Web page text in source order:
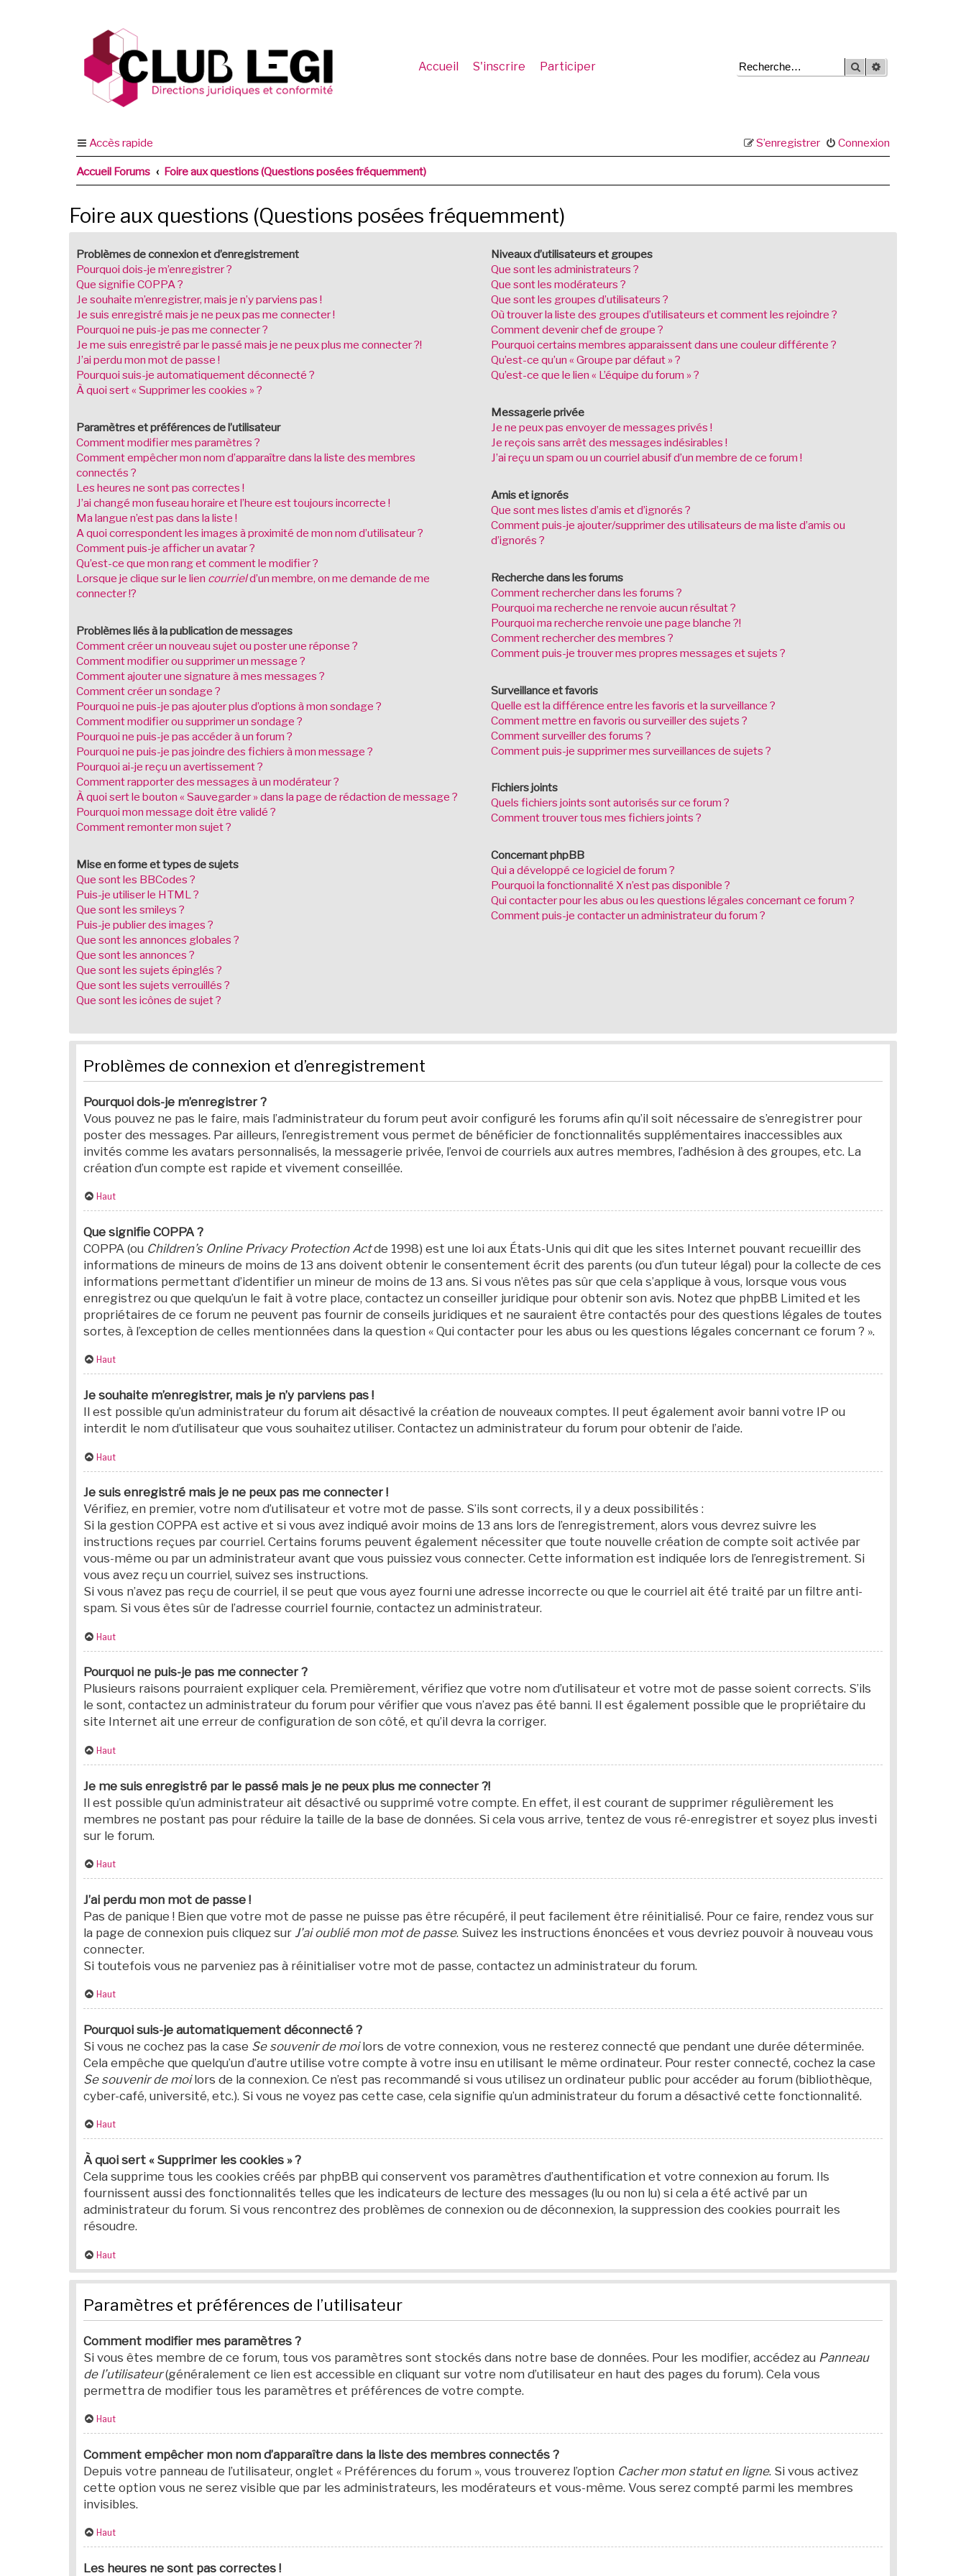
Accueil S'inscrire Participer Rechercher
Accès rapide Connexion
S’enregistrer
Accueil Forums Foire aux questions (Questions posées fréquemment)
Foire aux questions (Questions posées fréquemment)
Problèmes de connexion et d’enregistrement
Pourquoi dois-je m’enregistrer ?
Que signifie COPPA ?
Je souhaite m’enregistrer, mais je n’y parviens pas !
Je suis enregistré mais je ne peux pas me connecter !
Pourquoi ne puis-je pas me connecter ?
Je me suis enregistré par le passé mais je ne peux plus me connecter ?!
J’ai perdu mon mot de passe !
Pourquoi suis-je automatiquement déconnecté ?
À quoi sert « Supprimer les cookies » ?
Paramètres et préférences de l’utilisateur
Comment modifier mes paramètres ?
Comment empêcher mon nom d’apparaître dans la liste des membres
connectés ?
Les heures ne sont pas correctes !
J’ai changé mon fuseau horaire et l’heure est toujours incorrecte !
Ma langue n’est pas dans la liste !
A quoi correspondent les images à proximité de mon nom d’utilisateur ?
Comment puis-je afficher un avatar ?
Qu’est-ce que mon rang et comment le modifier ?
Lorsque je clique sur le lien courrield’un membre, on me demande de me
connecter !?
Problèmes liés à la publication de messages
Comment créer un nouveau sujet ou poster une réponse ?
Comment modifier ou supprimer un message ?
Comment ajouter une signature à mes messages ?
Comment créer un sondage ?
Pourquoi ne puis-je pas ajouter plus d’options à mon sondage ?
Comment modifier ou supprimer un sondage ?
Pourquoi ne puis-je pas accéder à un forum ?
Pourquoi ne puis-je pas joindre des fichiers à mon message ?
Pourquoi ai-je reçu un avertissement ?
Comment rapporter des messages à un modérateur ?
À quoi sert le bouton « Sauvegarder » dans la page de rédaction de message ?
Pourquoi mon message doit être validé ?
Comment remonter mon sujet ?
Mise en forme et types de sujets
Que sont les BBCodes ?
Puis-je utiliser le HTML ?
Que sont les smileys ?
Puis-je publier des images ?
Que sont les annonces globales ?
Que sont les annonces ?
Que sont les sujets épinglés ?
Que sont les sujets verrouillés ?
Que sont les icônes de sujet ?
Niveaux d’utilisateurs et groupes
Que sont les administrateurs ?
Que sont les modérateurs ?
Que sont les groupes d’utilisateurs ?
Où trouver la liste des groupes d’utilisateurs et comment les rejoindre ?
Comment devenir chef de groupe ?
Pourquoi certains membres apparaissent dans une couleur différente ?
Qu’est-ce qu’un « Groupe par défaut » ?
Qu’est-ce que le lien « L’équipe du forum » ?
Messagerie privée
Je ne peux pas envoyer de messages privés !
Je reçois sans arrêt des messages indésirables !
J’ai reçu un spam ou un courriel abusif d’un membre de ce forum !
Amis et ignorés
Que sont mes listes d’amis et d’ignorés ?
Comment puis-je ajouter/supprimer des utilisateurs de ma liste d’amis ou
d’ignorés ?
Recherche dans les forums
Comment rechercher dans les forums ?
Pourquoi ma recherche ne renvoie aucun résultat ?
Pourquoi ma recherche renvoie une page blanche ?!
Comment rechercher des membres ?
Comment puis-je trouver mes propres messages et sujets ?
Surveillance et favoris
Quelle est la différence entre les favoris et la surveillance ?
Comment mettre en favoris ou surveiller des sujets ?
Comment surveiller des forums ?
Comment puis-je supprimer mes surveillances de sujets ?
Fichiers joints
Quels fichiers joints sont autorisés sur ce forum ?
Comment trouver tous mes fichiers joints ?
Concernant phpBB
Qui a développé ce logiciel de forum ?
Pourquoi la fonctionnalité X n’est pas disponible ?
Qui contacter pour les abus ou les questions légales concernant ce forum ?
Comment puis-je contacter un administrateur du forum ?
Problèmes de connexion et d’enregistrement
Pourquoi dois-je m’enregistrer ?
Vous pouvez ne pas le faire, mais l’administrateur du forum peut avoir configuré les forums afin qu’il soit nécessaire de s’enregistrer pour
poster des messages. Par ailleurs, l’enregistrement vous permet de bénéficier de fonctionnalités supplémentaires inaccessibles aux
invités comme les avatars personnalisés, la messagerie privée, l’envoi de courriels aux autres membres, l’adhésion à des groupes, etc. La
création d’un compte est rapide et vivement conseillée.
Haut
Que signifie COPPA ?
COPPA (ou Children’s Online Privacy Protection Actde 1998) est une loi aux États-Unis qui dit que les sites Internet pouvant recueillir des
informations de mineurs de moins de 13 ans doivent obtenir le consentement écrit des parents (ou d’un tuteur légal) pour la collecte de ces
informations permettant d’identifier un mineur de moins de 13 ans. Si vous n’êtes pas sûr que cela s’applique à vous, lorsque vous vous
enregistrez ou que quelqu’un le fait à votre place, contactez un conseiller juridique pour obtenir son avis. Notez que phpBB Limited et les
propriétaires de ce forum ne peuvent pas fournir de conseils juridiques et ne sauraient être contactés pour des questions légales de toutes
sortes, à l’exception de celles mentionnées dans la question « Qui contacter pour les abus ou les questions légales concernant ce forum ? ».
Haut
Je souhaite m’enregistrer, mais je n’y parviens pas !
Il est possible qu’un administrateur du forum ait désactivé la création de nouveaux comptes. Il peut également avoir banni votre IP ou
interdit le nom d’utilisateur que vous souhaitez utiliser. Contactez un administrateur du forum pour obtenir de l’aide.
Haut
Je suis enregistré mais je ne peux pas me connecter !
Vérifiez, en premier, votre nom d’utilisateur et votre mot de passe. S’ils sont corrects, il y a deux possibilités :
Si la gestion COPPA est active et si vous avez indiqué avoir moins de 13 ans lors de l’enregistrement, alors vous devrez suivre les
instructions reçues par courriel. Certains forums peuvent également nécessiter que toute nouvelle création de compte soit activée par
vous-même ou par un administrateur avant que vous puissiez vous connecter. Cette information est indiquée lors de l’enregistrement. Si
vous avez reçu un courriel, suivez ses instructions.
Si vous n’avez pas reçu de courriel, il se peut que vous ayez fourni une adresse incorrecte ou que le courriel ait été traité par un filtre anti-
spam. Si vous êtes sûr de l’adresse courriel fournie, contactez un administrateur.
Haut
Pourquoi ne puis-je pas me connecter ?
Plusieurs raisons pourraient expliquer cela. Premièrement, vérifiez que votre nom d’utilisateur et votre mot de passe soient corrects. S’ils
le sont, contactez un administrateur du forum pour vérifier que vous n’avez pas été banni. Il est également possible que le propriétaire du
site Internet ait une erreur de configuration de son côté, et qu’il devra la corriger.
Haut
Je me suis enregistré par le passé mais je ne peux plus me connecter ?!
Il est possible qu’un administrateur ait désactivé ou supprimé votre compte. En effet, il est courant de supprimer régulièrement les
membres ne postant pas pour réduire la taille de la base de données. Si cela vous arrive, tentez de vous ré-enregistrer et soyez plus investi
sur le forum.
Haut
J’ai perdu mon mot de passe !
Pas de panique ! Bien que votre mot de passe ne puisse pas être récupéré, il peut facilement être réinitialisé. Pour ce faire, rendez vous sur
la page de connexion puis cliquez sur J’ai oublié mon mot de passe. Suivez les instructions énoncées et vous devriez pouvoir à nouveau vous
connecter.
Si toutefois vous ne parveniez pas à réinitialiser votre mot de passe, contactez un administrateur du forum.
Haut
Pourquoi suis-je automatiquement déconnecté ?
Si vous ne cochez pas la case Se souvenir de moilors de votre connexion, vous ne resterez connecté que pendant une durée déterminée.
Cela empêche que quelqu’un d’autre utilise votre compte à votre insu en utilisant le même ordinateur. Pour rester connecté, cochez la case
Se souvenir de moilors de la connexion. Ce n’est pas recommandé si vous utilisez un ordinateur public pour accéder au forum (bibliothèque,
cyber-café, université, etc.). Si vous ne voyez pas cette case, cela signifie qu’un administrateur du forum a désactivé cette fonctionnalité.
Haut
À quoi sert « Supprimer les cookies » ?
Cela supprime tous les cookies créés par phpBB qui conservent vos paramètres d’authentification et votre connexion au forum. Ils
fournissent aussi des fonctionnalités telles que les indicateurs de lecture des messages (lu ou non lu) si cela a été activé par un
administrateur du forum. Si vous rencontrez des problèmes de connexion ou de déconnexion, la suppression des cookies pourrait les
résoudre.
Haut
Paramètres et préférences de l’utilisateur
Comment modifier mes paramètres ?
Si vous êtes membre de ce forum, tous vos paramètres sont stockés dans notre base de données. Pour les modifier, accédez au Panneau
de l’utilisateur(généralement ce lien est accessible en cliquant sur votre nom d’utilisateur en haut des pages du forum). Cela vous
permettra de modifier tous les paramètres et préférences de votre compte.
Haut
Comment empêcher mon nom d’apparaître dans la liste des membres connectés ?
Depuis votre panneau de l’utilisateur, onglet « Préférences du forum », vous trouverez l’option Cacher mon statut en ligne. Si vous activez
cette option vous ne serez visible que par les administrateurs, les modérateurs et vous-même. Vous serez compté parmi les membres
invisibles.
Haut
Les heures ne sont pas correctes !